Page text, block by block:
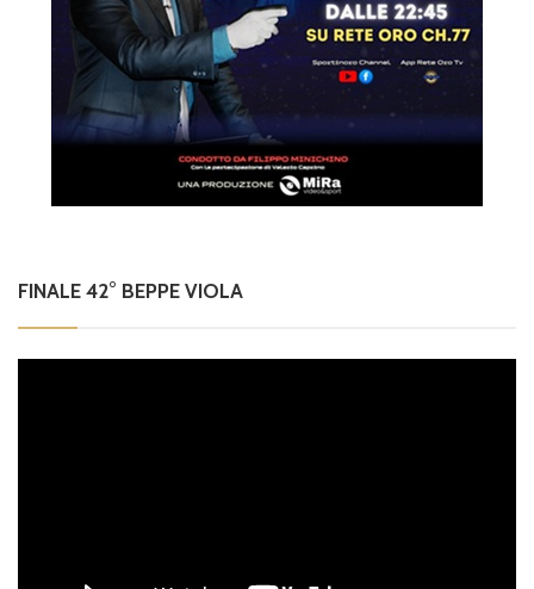
FINALE 42° BEPPE VIOLA